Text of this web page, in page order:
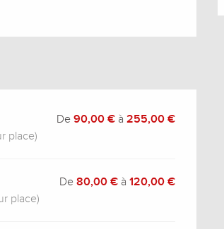
place)
De90,00 € à255,00 €
place)
De80,00 € à120,00 €